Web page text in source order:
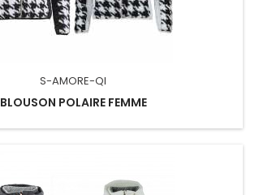
S-AMORE-QI
BLOUSON POLAIRE FEMME